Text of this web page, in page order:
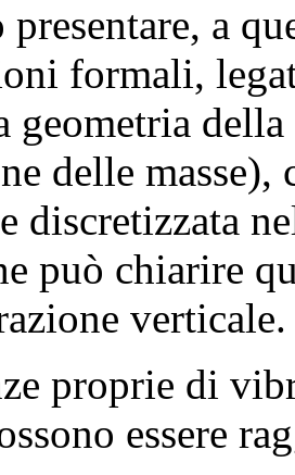
presentare, a
formali,
geometria
delle masse),
discretizzata
può chiarire
verticale.
proprie di
essere